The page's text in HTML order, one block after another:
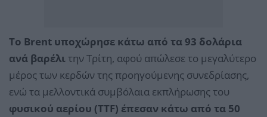
Το Brent υποχώρησε κάτω από τα 93 δολάρια
ανά βαρέλιτην Τρίτη, αφού απώλεσε το μεγαλύτερο
μέρος των κερδών της προηγούμενης συνεδρίασης,
ενώ τα μελλοντικά συμβόλαια εκπλήρωσης του
φυσικού αερίου (TTF) έπεσαν κάτω από τα 50